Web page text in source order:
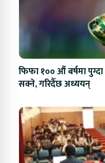
फिफा १०० औं बर्षमा
सक्ने, गरिदैँछ अध्ययन्